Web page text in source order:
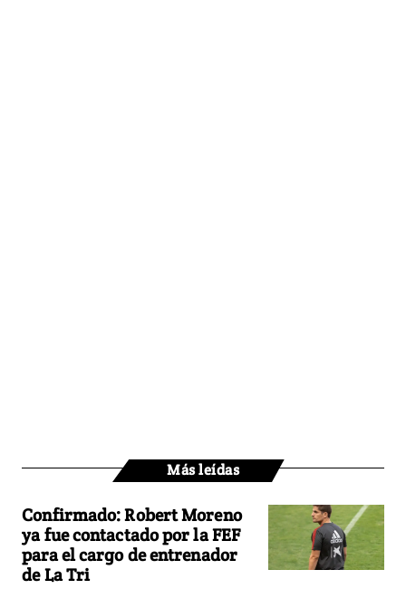
Más leídas
Confirmado: Robert Moreno
ya fue contactado por la FEF
para el cargo de entrenador
de La Tri